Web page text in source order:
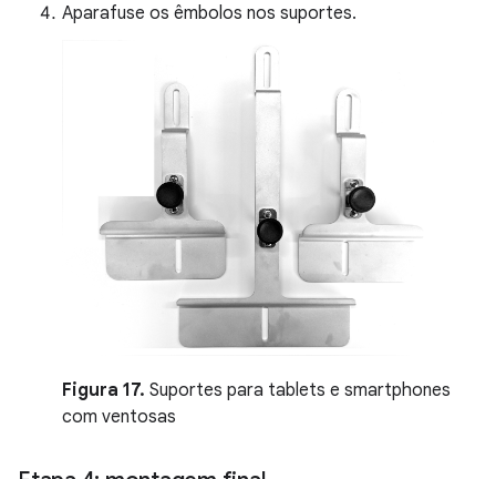
Aparafuse os êmbolos nos suportes.
Figura 17. Suportes para tablets e smartphones
com ventosas